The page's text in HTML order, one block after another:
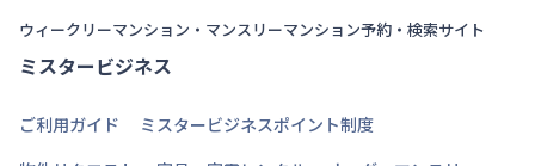
ウィークリーマンション・マンスリーマンション予約・検索サイト
ミスタービジネス
ご利用ガイド
ミスタービジネスポイント制度